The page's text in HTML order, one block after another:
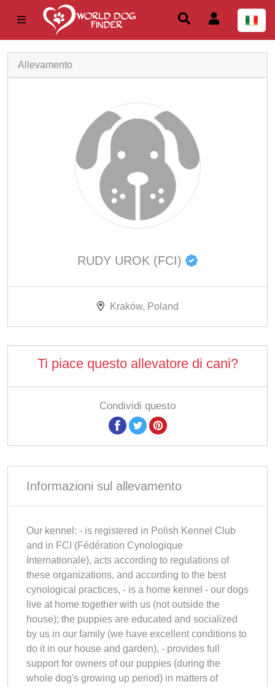
Allevamento
RUDY UROK (FCI)
Kraków, Poland
Ti piace questo allevatore di cani?
Condividi questo
Informazioni sul allevamento
Our kennel: - is registered in Polish Kennel Club
and in FCI (Fédération Cynologique
Internationale), acts according to regulations of
these organizations, and according to the best
cynological practices, - is a home kennel - our dogs
live at home together with us (not outside the
house); the puppies are educated and socialized
by us in our family (we have excellent conditions to
do it in our house and garden), - provides full
support for owners of our puppies (during the
whole dog's growing up period) in matters of